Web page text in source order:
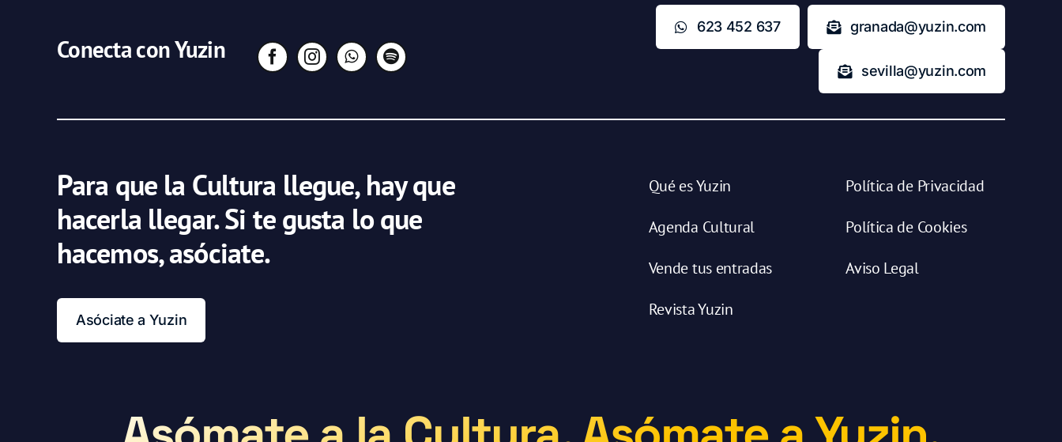
Conecta con Yuzin
623 452 637 granada@yuzin.com
sevilla@yuzin.com
Para que la Cultura llegue, hay que
hacerla llegar. Si te gusta lo que
hacemos, asóciate.
Asóciate a Yuzin
Qué es Yuzin
Agenda Cultural
Vende tus entradas
Revista Yuzin
Política de Privacidad
Política de Cookies
Aviso Legal